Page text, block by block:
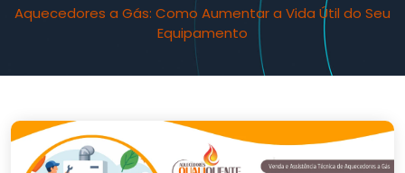
Aquecedores a Gás: Como Aumentar a Vida Útil do Seu
Equipamento